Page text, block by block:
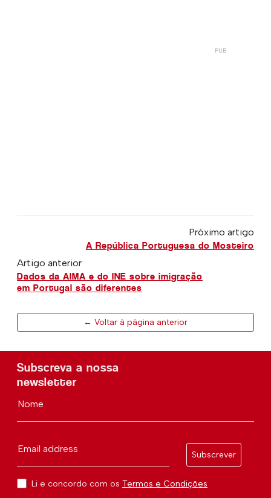
Próximo artigo
A República Portuguesa do Mosteiro
Artigo anterior
Dados da AIMA e do INE sobre imigração
em Portugal são diferentes
← Voltar à página anterior
Subscreva a nossa
newsletter
Nome
Email address
Subscrever
Li e concordo com os Termos e Condições